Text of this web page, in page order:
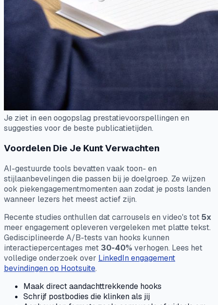
Je ziet in een oogopslag prestatievoorspellingen en
suggesties voor de beste publicatietijden.
Voordelen Die Je Kunt Verwachten
AI-gestuurde tools bevatten vaak toon- en
stijlaanbevelingen die passen bij je doelgroep. Ze wijzen
ook piekengagementmomenten aan zodat je posts landen
wanneer lezers het meest actief zijn.
Recente studies onthullen dat carrousels en video's tot5x
meer engagement opleveren vergeleken met platte tekst.
Gedisciplineerde A/B-tests van hooks kunnen
interactiepercentages met 30-40% verhogen. Lees het
volledige onderzoek over LinkedIn engagement
bevindingen op Hootsuite.
Maak direct aandachttrekkende hooks
Schrijf postbodies die klinken als jij